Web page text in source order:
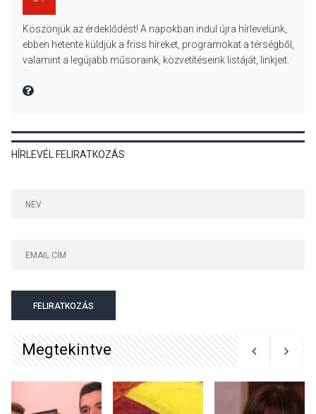
Színek, közösség és
hagyomány – kiállítás
nyitotta meg az idei Irány
KULTÚRA 2026 AUG 05
Mordái folk-rock koncert
kínálnak a szabadtéri
Szeptembertől emelkednek
a parkolási díjak
Köszönjük az érdeklődést! A napokban indul újra hírlevelünk,
ebben hetente küldjük a friss híreket, programokat a térségből,
valamint a legújabb műsoraink, közvetítéseink listáját, linkjeit.
MIRE MONDTA
HÍRLEVÉL FELIRATKOZÁS
FELIRATKOZÁS
Megtekintve